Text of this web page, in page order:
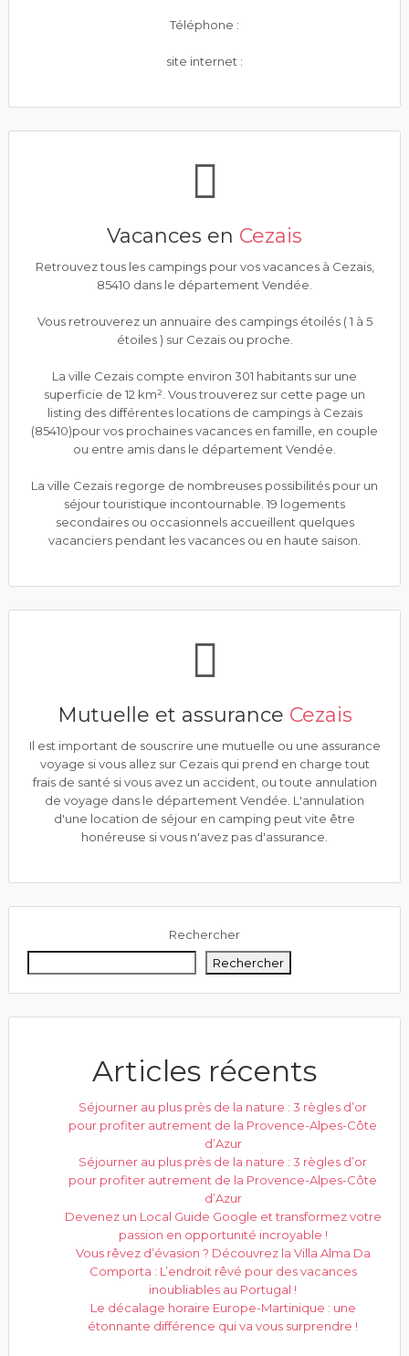
Téléphone :
site internet :
Vacances en Cezais
Retrouvez tous les campings pour vos vacances à Cezais,
85410 dans le département Vendée.
Vous retrouverez un annuaire des campings étoilés ( 1 à 5
étoiles ) sur Cezais ou proche.
La ville Cezais compte environ 301 habitants sur une
superficie de 12 km². Vous trouverez sur cette page un
listing des différentes locations de campings à Cezais
(85410)pour vos prochaines vacances en famille, en couple
ou entre amis dans le département Vendée.
La ville Cezais regorge de nombreuses possibilités pour un
séjour touristique incontournable. 19 logements
secondaires ou occasionnels accueillent quelques
vacanciers pendant les vacances ou en haute saison.
Mutuelle et assurance Cezais
Il est important de souscrire une mutuelle ou une assurance
voyage si vous allez sur Cezais qui prend en charge tout
frais de santé si vous avez un accident, ou toute annulation
de voyage dans le département Vendée. L'annulation
d'une location de séjour en camping peut vite être
honéreuse si vous n'avez pas d'assurance.
Rechercher
Rechercher
Articles récents
Séjourner au plus près de la nature : 3 règles d’or
pour profiter autrement de la Provence-Alpes-Côte
d’Azur
Séjourner au plus près de la nature : 3 règles d’or
pour profiter autrement de la Provence-Alpes-Côte
d’Azur
Devenez un Local Guide Google et transformez votre
passion en opportunité incroyable !
Vous rêvez d’évasion ? Découvrez la Villa Alma Da
Comporta : L’endroit rêvé pour des vacances
inoubliables au Portugal !
Le décalage horaire Europe-Martinique : une
étonnante différence qui va vous surprendre !